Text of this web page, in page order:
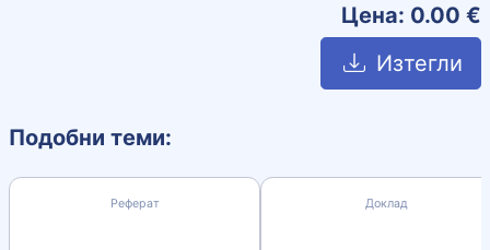
Цена: 0.00 €
Изтегли
Подобни теми:
Реферат Доклад